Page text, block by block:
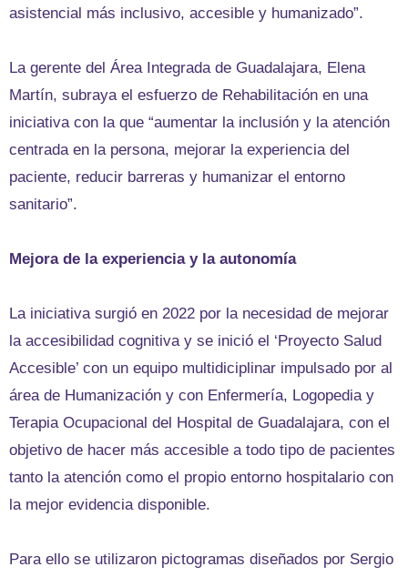
asistencial más inclusivo, accesible y humanizado”.
La gerente del Área Integrada de Guadalajara, Elena
Martín, subraya el esfuerzo de Rehabilitación en una
iniciativa con la que “aumentar la inclusión y la atención
centrada en la persona, mejorar la experiencia del
paciente, reducir barreras y humanizar el entorno
sanitario”.
Mejora de la experiencia y la autonomía
La iniciativa surgió en 2022 por la necesidad de mejorar
la accesibilidad cognitiva y se inició el ‘Proyecto Salud
Accesible’ con un equipo multidiciplinar impulsado por al
área de Humanización y con Enfermería, Logopedia y
Terapia Ocupacional del Hospital de Guadalajara, con el
objetivo de hacer más accesible a todo tipo de pacientes
tanto la atención como el propio entorno hospitalario con
la mejor evidencia disponible.
Para ello se utilizaron pictogramas diseñados por Sergio